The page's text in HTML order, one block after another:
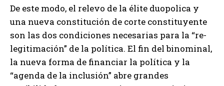
De este modo, el relevo de la élite duopolica y
una nueva constitución de corte constituyente
son las dos condiciones necesarias para la “re-
legitimación” de la política. El fin del binominal,
la nueva forma de financiar la política y la
“agenda de la inclusión” abre grandes